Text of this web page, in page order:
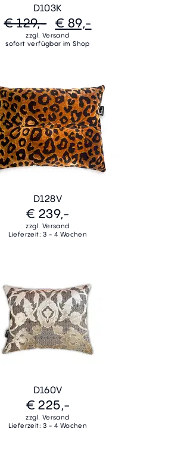
D103K
€ 129,- € 89,-
zzgl. Versand
sofort verfügbar im Shop
D128V
€ 239,-
zzgl. Versand
Lieferzeit: 3 - 4 Wochen
D160V
€ 225,-
zzgl. Versand
Lieferzeit: 3 - 4 Wochen